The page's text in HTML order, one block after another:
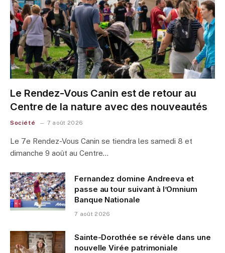
Le Rendez-Vous Canin est de retour au
Centre de la nature avec des nouveautés
Société 7 août 2026
Le 7e Rendez-Vous Canin se tiendra les samedi 8 et
dimanche 9 août au Centre…
Fernandez domine Andreeva et
passe au tour suivant à l’Omnium
Banque Nationale
7 août 2026
Sainte-Dorothée se révèle dans une
nouvelle Virée patrimoniale